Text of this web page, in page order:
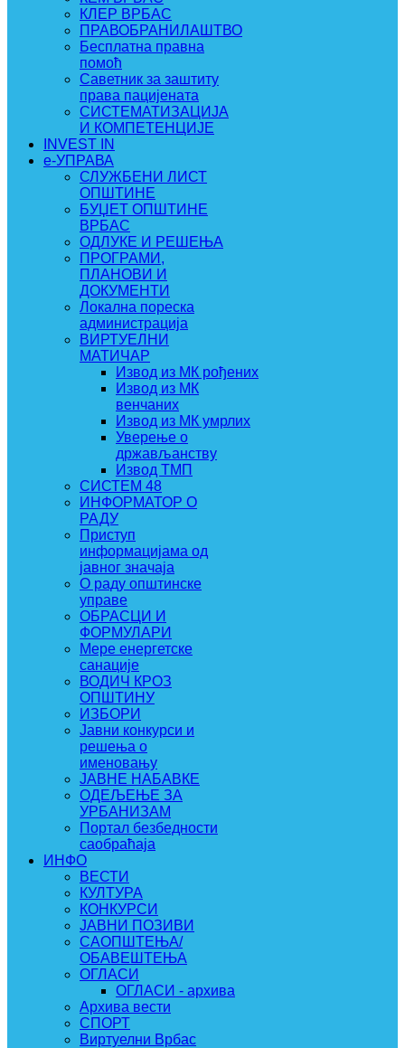
КЛЕР ВРБАС
ПРАВОБРАНИЛАШТВО
Бесплатна правна
помоћ
Саветник за заштиту
права пацијената
СИСТЕМАТИЗАЦИЈА
И КОМПЕТЕНЦИЈЕ
INVEST IN
e-УПРАВА
СЛУЖБЕНИ ЛИСТ
ОПШТИНЕ
БУЏЕТ ОПШТИНЕ
ВРБАС
ОДЛУКЕ И РЕШЕЊА
ПРОГРАМИ,
ПЛАНОВИ И
ДОКУМЕНТИ
Локална пореска
администрација
ВИРТУЕЛНИ
МАТИЧАР
Извод из МК рођених
Извод из МК
венчаних
Извод из МК умрлих
Уверење о
држављанству
Извод ТМП
СИСТЕМ 48
ИНФОРМАТОР О
РАДУ
Приступ
информацијама од
јавног значаја
О раду општинске
управе
ОБРАСЦИ И
ФОРМУЛАРИ
Мере енергетске
санације
ВОДИЧ КРОЗ
ОПШТИНУ
ИЗБОРИ
Јавни конкурси и
решења о
именовању
ЈАВНЕ НАБАВКЕ
ОДЕЉЕЊЕ ЗА
УРБАНИЗАМ
Портал безбедности
саобраћаја
ИНФО
ВЕСТИ
КУЛТУРА
КОНКУРСИ
ЈАВНИ ПОЗИВИ
САОПШТЕЊА/
ОБАВЕШТЕЊА
ОГЛАСИ
ОГЛАСИ - архива
Архива вести
СПОРТ
Виртуелни Врбас